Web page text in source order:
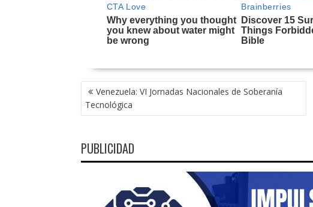
NAVEGACIÓN
DE
ENTRADAS
Venezuela: VI Jornadas Nacionales de Soberanía
Tecnológica
PUBLICIDAD